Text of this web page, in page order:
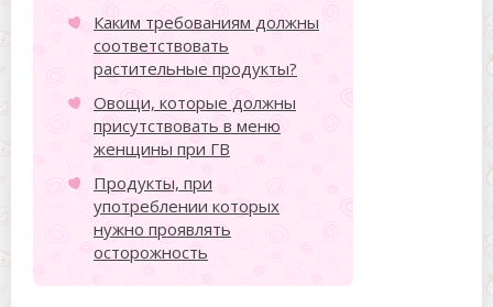
Каким требованиям должны
соответствовать
растительные продукты?
Овощи, которые должны
присутствовать в меню
женщины при ГВ
Продукты, при
употреблении которых
нужно проявлять
осторожность